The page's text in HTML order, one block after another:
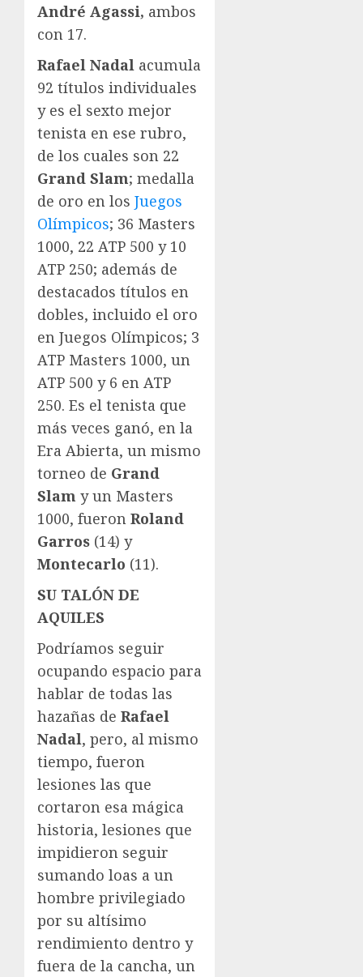
André Agassi, ambos
con 17.
Rafael Nadal acumula
92 títulos individuales
y es el sexto mejor
tenista en ese rubro,
de los cuales son 22
Grand Slam; medalla
de oro en los Juegos
Olímpicos; 36 Masters
1000, 22 ATP 500 y 10
ATP 250; además de
destacados títulos en
dobles, incluido el oro
en Juegos Olímpicos; 3
ATP Masters 1000, un
ATP 500 y 6 en ATP
250. Es el tenista que
más veces ganó, en la
Era Abierta, un mismo
torneo de Grand
Slam y un Masters
1000, fueron Roland
Garros (14) y
Montecarlo (11).
SU TALÓN DE
AQUILES
Podríamos seguir
ocupando espacio para
hablar de todas las
hazañas de Rafael
Nadal, pero, al mismo
tiempo, fueron
lesiones las que
cortaron esa mágica
historia, lesiones que
impidieron seguir
sumando loas a un
hombre privilegiado
por su altísimo
rendimiento dentro y
fuera de la cancha, un